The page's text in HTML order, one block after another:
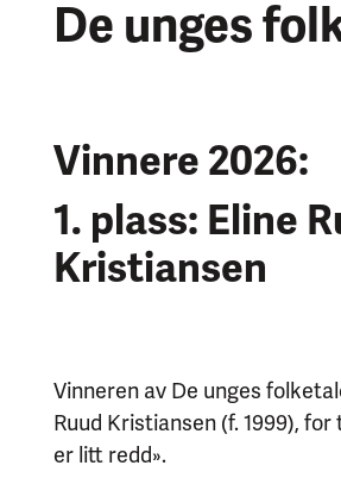
De unges
Vinnere 2026:
1. plass: Eline
Kristiansen
Vinneren av De unges
Ruud Kristiansen (f. 1999), for
er litt redd».